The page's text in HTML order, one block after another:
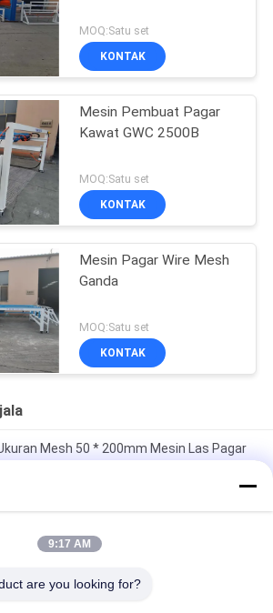
MOQ:Satu set
KONTAK
Mesin Pembuat Pagar
Kawat GWC 2500B
MOQ:Satu set
KONTAK
Mesin Pagar Wire Mesh
Ganda
MOQ:Satu set
KONTAK
Mesh 50 * 200mm Mesin Las Pagar
Kawat Galvanis Mesin Las Pagar
60 Pcs / jam Mesh Ukuran 50 *
9:17 AM
are you looking for?